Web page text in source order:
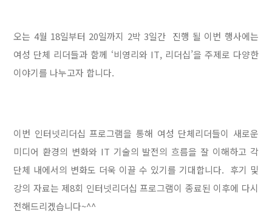
오는 4월 18일부터 20일까지 2박 3일간 진행 될 이번 행사에는
여성 단체 리더들과 함께 ‘비영리와 IT, 리더십’을 주제로 다양한
이야기를 나누고자 합니다.
이번 인터넷리더십 프로그램을 통해 여성 단체리더들이 새로운
미디어 환경의 변화와 IT 기술의 발전의 흐름을 잘 이해하고 각
단체 내에서의 변화도 더욱 이끌 수 있기를 기대합니다. 후기 및
강의 자료는 제8회 인터넷리더십 프로그램이 종료된 이후에 다시
전해드리겠습니다~^^